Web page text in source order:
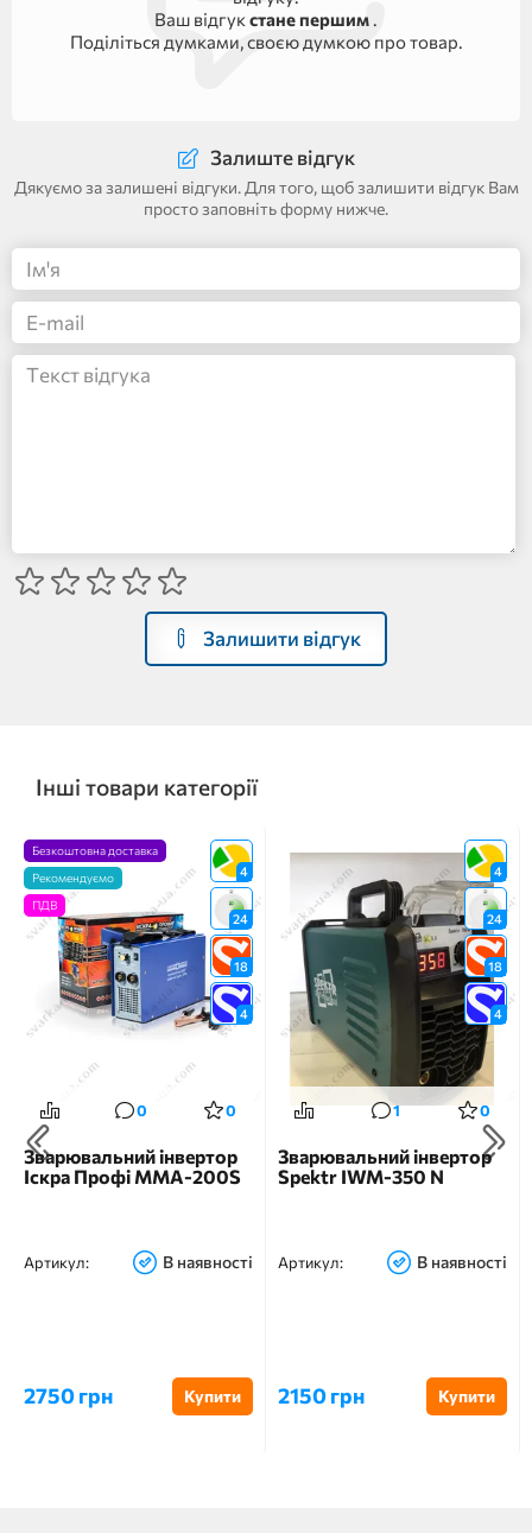
Ваш відгук стане першим .
Поділіться думками, своєю думкою про товар.
Залиште відгук
Дякуємо за залишені відгуки. Для того, щоб залишити відгук Вам
просто заповніть форму нижче.
Залишити відгук
Інші товари категорії
4
24
18
4
Безкоштовна доставка
Рекомендуємо
ПДВ
0 0
Зварювальний інвертор
Іскра Профі MMA-200S
Артикул: В наявності
2750 грн Купити
4
24
18
4
1 0
Зварювальний інвертор
Spektr IWM-350 N
Артикул: В наявності
2150 грн Купити